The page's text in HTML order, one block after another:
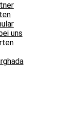
uns